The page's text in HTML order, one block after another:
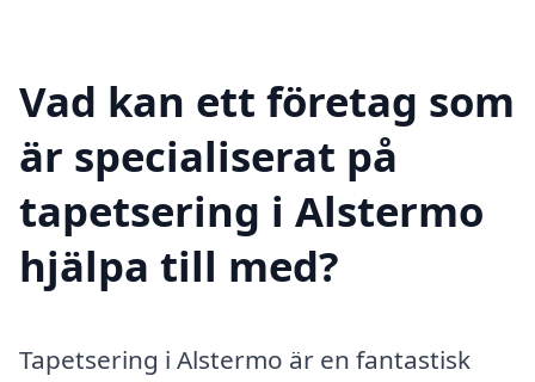
Vad kan ett företag som
är specialiserat på
tapetsering i Alstermo
hjälpa till med?
Tapetsering i Alstermo är en fantastisk